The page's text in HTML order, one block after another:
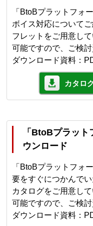
「BtoBプラットフォ
ボイス対応について
フレットをご用意し
可能ですので、ご検
ダウンロード資料：
カタロ
「BtoBプラッ
ウンロード
「BtoBプラットフォ
要をすぐにつかんで
カタログをご用意し
可能ですので、ご検
ダウンロード資料：